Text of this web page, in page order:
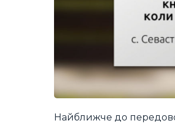
Найближче до